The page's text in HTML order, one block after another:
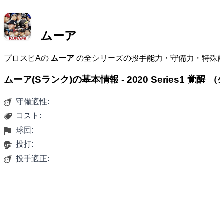
ムーア
プロスピAの ムーア の全シリーズの投手能力・守備力・特
ムーア(Sランク)の基本情報 - 2020 Series1 覚醒 （
守備適性:
コスト:
球団:
投打:
投手適正: